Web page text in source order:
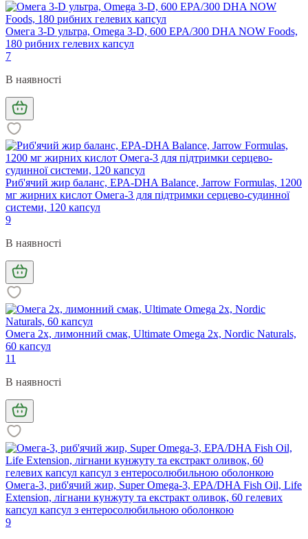
Омега 3-D ультра, Omega 3-D, 600 EPA/300 DHA NOW Foods,
180 рибних гелевих капсул
7
В наявності
Риб'ячий жир баланс, EPA-DHA Balance, Jarrow Formulas, 1200
мг жирних кислот Омега-3 для підтримки серцево-судинної
системи, 120 капсул
9
В наявності
Омега 2х, лимонний смак, Ultimate Omega 2x, Nordic Naturals,
60 капсул
11
В наявності
Омега-3, риб'ячий жир, Super Omega-3, EPA/DHA Fish Oil, Life
Extension, лігнани кунжуту та екстракт оливок, 60 гелевих
капсул капсул з ентеросолюбильною оболонкою
9